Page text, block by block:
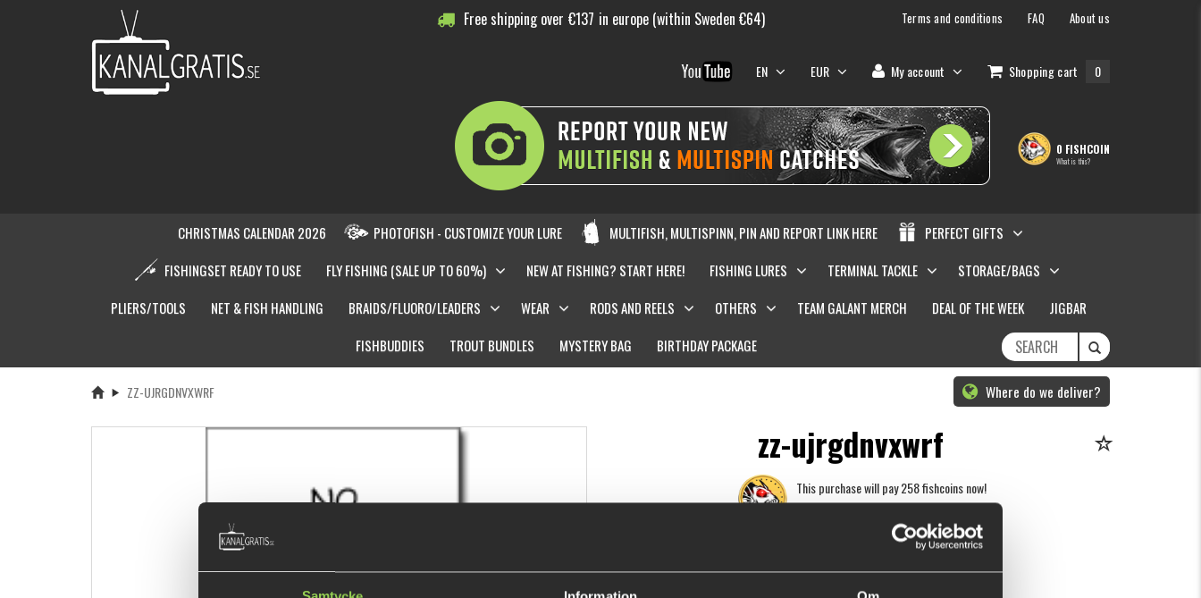
Free shipping over €137 in europe (within Sweden €64) Terms and conditions FAQ About us
EN EUR My account Shopping cart 0
0 FISHCOIN
What is this?
CHRISTMAS CALENDAR 2026 PHOTOFISH - CUSTOMIZE YOUR LURE MULTIFISH, MULTISPINN, PIN AND REPORT LINK HERE
PERFECT GIFTS
FISHINGSET READY TO USE
FLY FISHING (SALE UP TO 60%) NEW AT FISHING? START HERE! FISHING LURES TERMINAL TACKLE
STORAGE/BAGS
PLIERS/TOOLS
NET & FISH HANDLING BRAIDS/FLUORO/LEADERS WEAR RODS AND REELS OTHERS TEAM GALANT MERCH DEAL OF THE WEEK
JIGBAR
FISHBUDDIES
TROUT BUNDLES MYSTERY BAG BIRTHDAY PACKAGE
ZZ-UJRGDNVXWRF Where do we deliver?
zz-ujrgdnvxwrf
This purchase will pay 258 fishcoins now!
What is this?
€11.79 BUY
OK